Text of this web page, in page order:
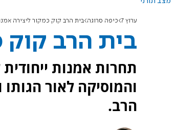
ערוץ 7 כיפה סרוגה בית הרב קוק כמקור ליצירה
בית הרב קוק
תחרות אמנות
והמוסיקה לאור
הרב.